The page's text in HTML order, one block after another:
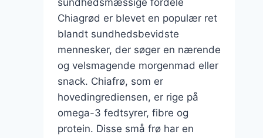
sundhedsmæssige fordele
Chiagrød er blevet en populær ret
blandt sundhedsbevidste
mennesker, der søger en nærende
og velsmagende morgenmad eller
snack. Chiafrø, som er
hovedingrediensen, er rige på
omega-3 fedtsyrer, fibre og
protein. Disse små frø har en